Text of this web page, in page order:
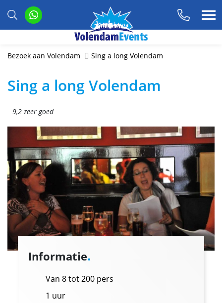
Bezoek aan Volendam Sing a long Volendam
Sing a long Volendam
9,2 zeer goed
Informatie.
Van 8 tot 200 pers
1 uur